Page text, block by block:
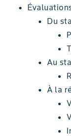
Du
Au
À la